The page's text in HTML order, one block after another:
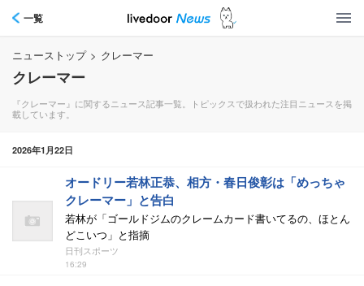
一覧
ニューストップ > クレーマー
クレーマー
『クレーマー』に関するニュース記事一覧。トピックスで扱われた注目ニュースを掲
載しています。
2026年1月22日
オードリー若林正恭、相方・春日俊彰は「めっちゃ
クレーマー」と告白
若林が「ゴールドジムのクレームカード書いてるの、ほとん
どこいつ」と指摘
日刊スポーツ
16:29